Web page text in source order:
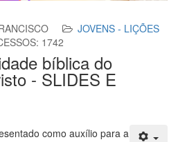
JOVENS - LIÇÕES
1742
bíblica do
- SLIDES E
como auxílio para a